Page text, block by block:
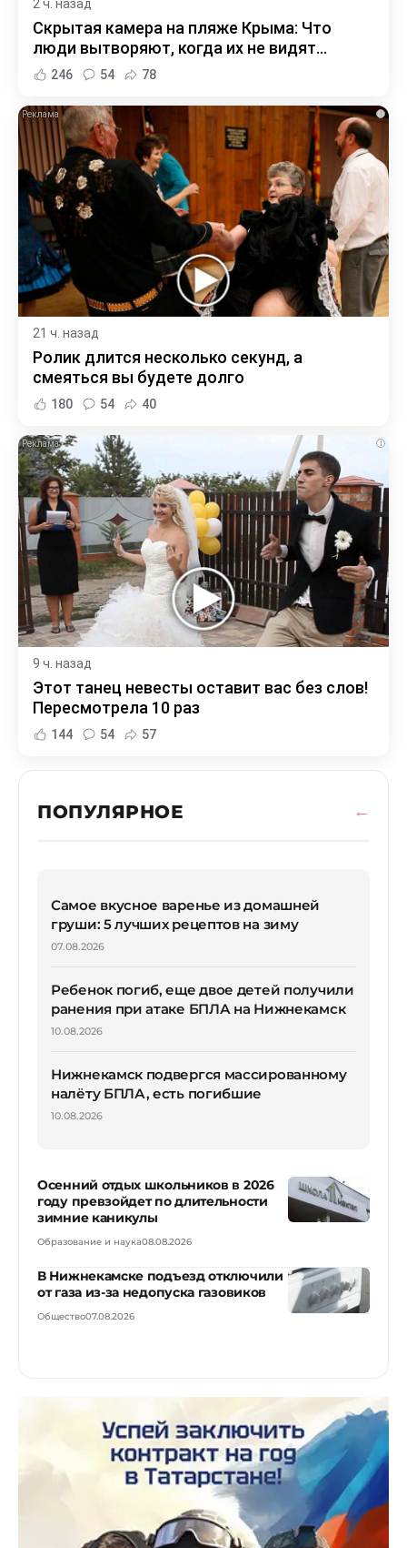
2 ч. назад
Скрытая камера на пляже Крыма: Что
люди вытворяют, когда их не видят...
246 54 78
i
21 ч. назад
Ролик длится несколько секунд, а
смеяться вы будете долго
180 54 40
i
9 ч. назад
Этот танец невесты оставит вас без слов!
Пересмотрела 10 раз
144 54 57
ПОПУЛЯРНОЕ
Самое вкусное варенье из домашней
груши: 5 лучших рецептов на зиму
07.08.2026
Ребенок погиб, еще двое детей получили
ранения при атаке БПЛА на Нижнекамск
10.08.2026
Нижнекамск подвергся массированному
налёту БПЛА, есть погибшие
10.08.2026
Осенний отдых школьников в 2026
году превзойдет по длительности
зимние каникулы
Образование и наука08.08.2026
В Нижнекамске подъезд отключили
от газа из-за недопуска газовиков
Общество07.08.2026